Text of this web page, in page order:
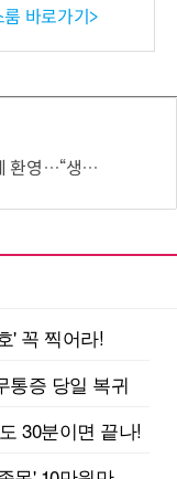
바로가기>
장 기반 확충”